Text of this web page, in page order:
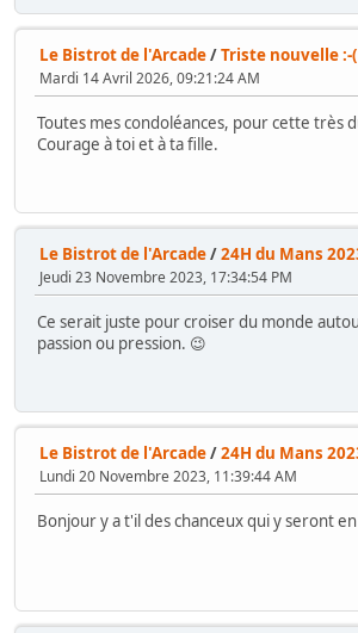
Le Bistrot de l'Arcade/Triste nouvelle :-(
Mardi 14 Avril 2026, 09:21:24 AM
Toutes mes condoléances, pour cette très
Courage à toi et à ta fille.
Le Bistrot de l'Arcade/24H du Mans
Jeudi 23 Novembre 2023, 17:34:54 PM
Ce serait juste pour croiser du monde
passion ou pression. 😉
Le Bistrot de l'Arcade/24H du Mans
Lundi 20 Novembre 2023, 11:39:44 AM
Bonjour y a t'il des chanceux qui y seront